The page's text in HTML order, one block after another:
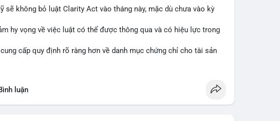
sẽ không bỏ luật Clarity Act vào tháng này, mặc dù chưa vào kỳ
hy vọng về việc luật có thể được thông qua và có hiệu lực trong
cấp quy định rõ ràng hơn về danh mục chứng chỉ cho tài sản
đến sự tin tưởng của nhà đầu tư và phát triển thị trường
luận